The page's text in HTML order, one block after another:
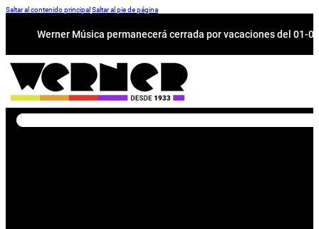
Saltar al contenido principal Saltar al pie de página
Werner Música permanecerá cerrada por vacaciones del 01-
Buscar